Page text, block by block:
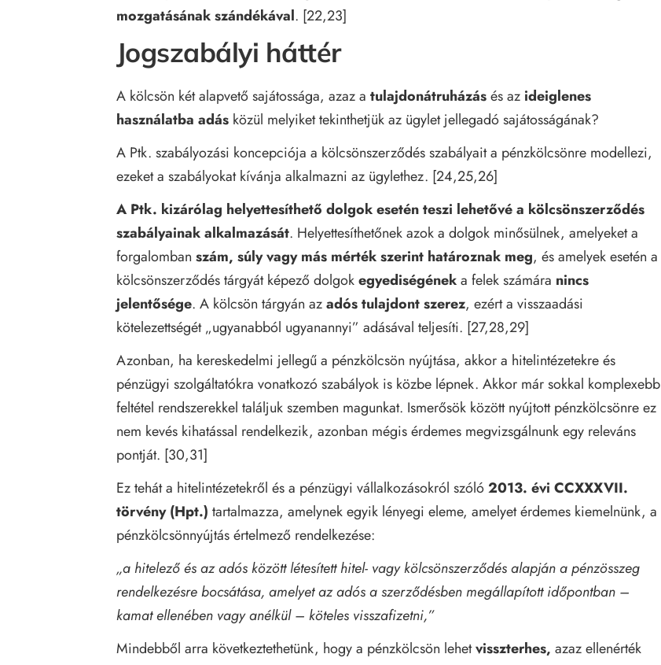
mozgatásának szándékával. [22,23]
Jogszabályi háttér
A kölcsön két alapvető sajátossága, azaz a tulajdonátruházásés az ideiglenes
használatba adás közül melyiket tekinthetjük az ügylet jellegadó sajátosságának?
A Ptk. szabályozási koncepciója a kölcsönszerződés szabályait a pénzkölcsönre modellezi,
ezeket a szabályokat kívánja alkalmazni az ügylethez. [24,25,26]
A Ptk. kizárólag helyettesíthető dolgok esetén teszi lehetővé a kölcsönszerződés
szabályainak alkalmazását. Helyettesíthetőnek azok a dolgok minősülnek, amelyeket a
forgalomban szám, súly vagy más mérték szerint határoznak meg, és amelyek esetén a
kölcsönszerződés tárgyát képező dolgokegyediségéneka felek számára nincs
jelentősége. A kölcsön tárgyán azadós tulajdont szerez, ezért a visszaadási
kötelezettségét „ugyanabból ugyanannyi” adásával teljesíti. [27,28,29]
Azonban, ha kereskedelmi jellegű a pénzkölcsön nyújtása, akkor a hitelintézetekre és
pénzügyi szolgáltatókra vonatkozó szabályok is közbe lépnek. Akkor már sokkal komplexebb
feltétel rendszerekkel találjuk szemben magunkat. Ismerősök között nyújtott pénzkölcsönre ez
nem kevés kihatással rendelkezik, azonban mégis érdemes megvizsgálnunk egy releváns
pontját. [30,31]
Ez tehát a hitelintézetekről és a pénzügyi vállalkozásokról szóló2013. évi CCXXXVII.
törvény (Hpt.) tartalmazza, amelynek egyik lényegi eleme, amelyet érdemes kiemelnünk, a
pénzkölcsönnyújtás értelmező rendelkezése:
„a hitelező és az adós között létesített hitel- vagy kölcsönszerződés alapján a pénzösszeg
rendelkezésre bocsátása, amelyet az adós a szerződésben megállapított időpontban –
kamat ellenében vagy anélkül – köteles visszafizetni,”
Mindebből arra következtethetünk, hogy a pénzkölcsön lehetvisszterhes, azaz ellenérték